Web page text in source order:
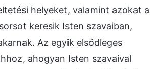
helyeket, valamint azokat a
keresik Isten szavaiban,
Az egyik elsődleges
ahogyan Isten szavaival